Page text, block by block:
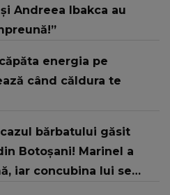
Andreea Ibakca au
energia pe
când căldura te
bărbatului găsit
Botoșani! Marinel a
iar concubina lui se